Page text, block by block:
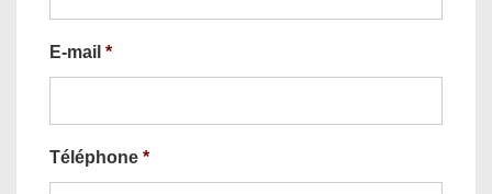
E-mail *
Téléphone *